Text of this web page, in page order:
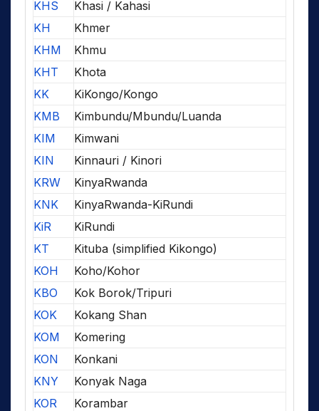
KHS
Khasi / Kahasi
KH
Khmer
KHM
Khmu
KHT
Khota
KK
KiKongo/Kongo
KMB
Kimbundu/Mbundu/Luanda
KIM
Kimwani
KIN
Kinnauri / Kinori
KRW
KinyaRwanda
KNK
KinyaRwanda-KiRundi
KiR
KiRundi
KT
Kituba (simplified Kikongo)
KOH
Koho/Kohor
KBO
Kok Borok/Tripuri
KOK
Kokang Shan
KOM
Komering
KON
Konkani
KNY
Konyak Naga
KOR
Korambar